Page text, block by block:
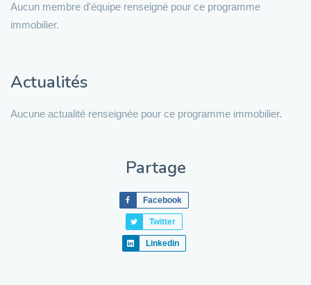
Aucun membre d'équipe renseigné pour ce programme
immobilier.
Actualités
Aucune actualité renseignée pour ce programme immobilier.
Partage
Facebook
Twitter
Linkedin